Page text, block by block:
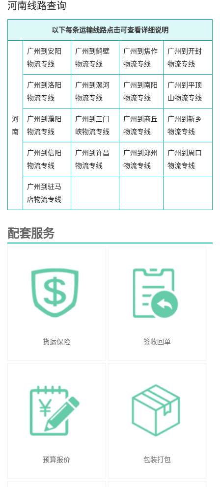
河南线路查询
以下每条运输线路点击可查看详细说明
河
南
广州到安阳
物流专线
广州到鹤壁
物流专线
广州到焦作
物流专线
广州到开封
物流专线
广州到洛阳
物流专线
广州到漯河
物流专线
广州到南阳
物流专线
广州到平顶
山物流专线
广州到濮阳
物流专线
广州到三门
峡物流专线
广州到商丘
物流专线
广州到新乡
物流专线
广州到信阳
物流专线
广州到许昌
物流专线
广州到郑州
物流专线
广州到周口
物流专线
广州到驻马
店物流专线
配套服务
货运保险 签收回单
预算报价 包装打包